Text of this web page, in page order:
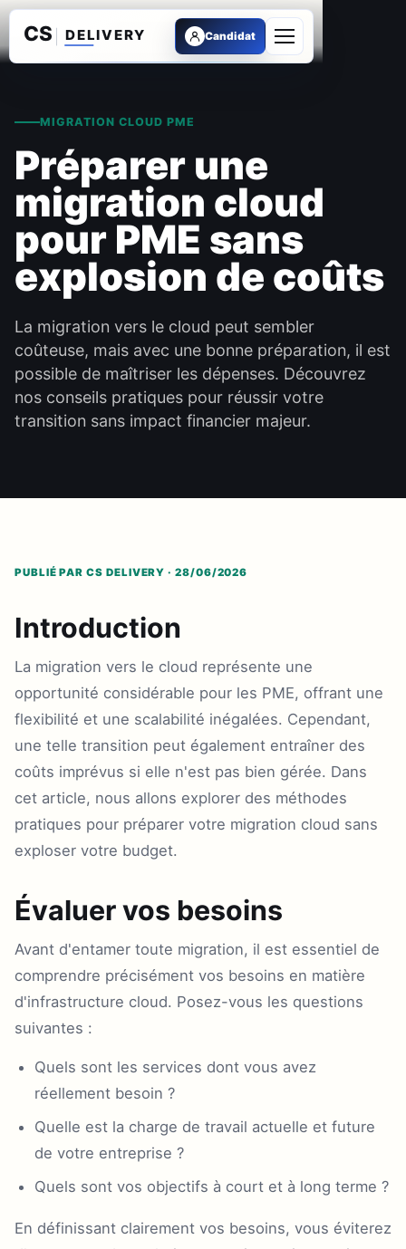
Candidat
Ouvrir le menu
MIGRATION CLOUD PME
Préparer une
migration cloud
pour PME sans
explosion de coûts
La migration vers le cloud peut sembler
coûteuse, mais avec une bonne préparation, il est
possible de maîtriser les dépenses. Découvrez
nos conseils pratiques pour réussir votre
transition sans impact financier majeur.
PUBLIÉ PAR CS DELIVERY · 28/06/2026
Introduction
La migration vers le cloud représente une
opportunité considérable pour les PME, offrant une
flexibilité et une scalabilité inégalées. Cependant,
une telle transition peut également entraîner des
coûts imprévus si elle n'est pas bien gérée. Dans
cet article, nous allons explorer des méthodes
pratiques pour préparer votre migration cloud sans
exploser votre budget.
Évaluer vos besoins
Avant d'entamer toute migration, il est essentiel de
comprendre précisément vos besoins en matière
d'infrastructure cloud. Posez-vous les questions
suivantes :
Quels sont les services dont vous avez
réellement besoin ?
Quelle est la charge de travail actuelle et future
de votre entreprise ?
Quels sont vos objectifs à court et à long terme ?
En définissant clairement vos besoins, vous éviterez